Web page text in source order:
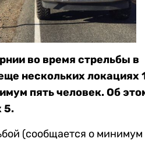
во время стрельбы в
нескольких локациях
пять человек. Об
5.
(сообщается о